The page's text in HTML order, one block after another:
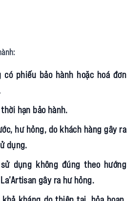
có phiếu bảo hành hoặc hoá đơn
hạn bảo hành.
hư hỏng, do khách hàng gây ra
dụng.
dụng không đúng theo hướng
gây ra hư hỏng.